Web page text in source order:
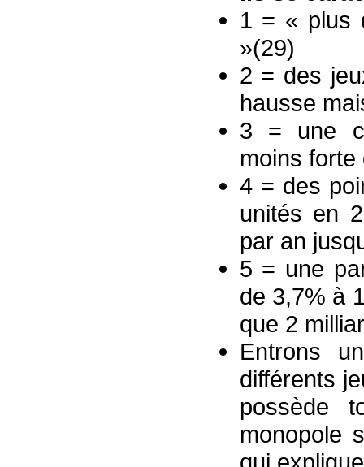
1 = « plus
»(29)
2 = des
hausse
3 = une
moins forte
4 = des
unités en
par an
5 = une
de 3,7% à
que 2
Entrons
différents
possède
monopole